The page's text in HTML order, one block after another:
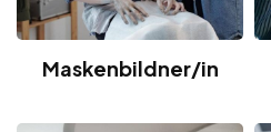
Maskenbildner/in